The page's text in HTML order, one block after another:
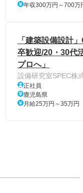
年収300万円～700万
「建築設備設計
卒歓迎/20・30代
プロへ」
設備研究室SPEC株
正社員
鹿児島県
月給25万円～35万円